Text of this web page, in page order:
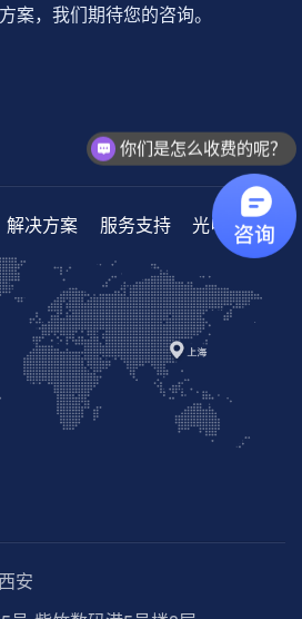
案，我们期待您的咨询。
解决方案 服务支持 光电百科
西安
你们是怎么收费的呢？